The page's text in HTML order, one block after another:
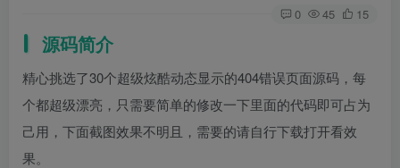
0 45 15
源码简介
精心挑选了30个超级炫酷动态显示的404错误页面源码，每
个都超级漂亮，只需要简单的修改一下里面的代码即可占为
己用，下面截图效果不明且，需要的请自行下载打开看效
果。